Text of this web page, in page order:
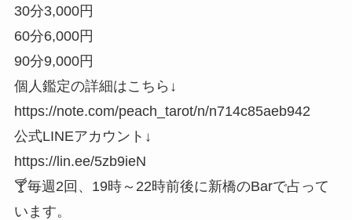
30分3,000円
60分6,000円
90分9,000円
個人鑑定の詳細はこちら↓
https://note.com/peach_tarot/n/n714c85aeb942
公式LINEアカウント↓
https://lin.ee/5zb9ieN
🍸毎週2回、19時～22時前後に新橋のBarで占って
います。